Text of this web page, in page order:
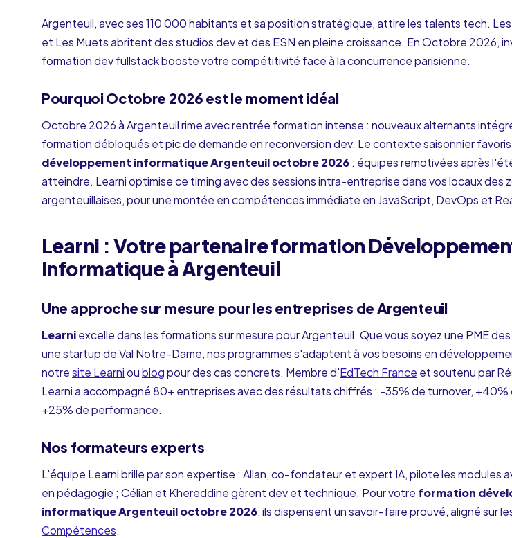
Argenteuil, avec ses 110 000 habitants et sa position stratégique, attire les talents tech. Les
et Les Muets abritent des studios dev et des ESN en pleine croissance. En Octobre 2026,
formation dev fullstack booste votre compétitivité face à la concurrence parisienne.
Pourquoi Octobre 2026 est le moment idéal
Octobre 2026 à Argenteuil rime avec rentrée formation intense : nouveaux alternants
formation débloqués et pic de demande en reconversion dev. Le contexte saisonnier
développement informatique Argenteuil octobre 2026: équipes remotivées après
atteindre. Learni optimise ce timing avec des sessions intra-entreprise dans vos locaux des
argenteuillaises, pour une montée en compétences immédiate en JavaScript, DevOps et
Learni : Votre partenaire formation
Informatique à Argenteuil
Une approche sur mesure pour les entreprises de Argenteuil
Learniexcelle dans les formations sur mesure pour Argenteuil. Que vous soyez une PME
une startup de Val Notre-Dame, nos programmes s'adaptent à vos besoins en
notresite Learnioublogpour des cas concrets. Membre d'EdTech France et soutenu par
Learni a accompagné 80+ entreprises avec des résultats chiffrés : -35% de turnover,
+25% de performance.
Nos formateurs experts
L'équipe Learni brille par son expertise : Allan, co-fondateur et expert IA, pilote les modules
en pédagogie ; Célian et Khereddine gèrent dev et technique. Pour votre formation
informatique Argenteuil octobre 2026, ils dispensent un savoir-faire prouvé, aligné sur
Compétences.